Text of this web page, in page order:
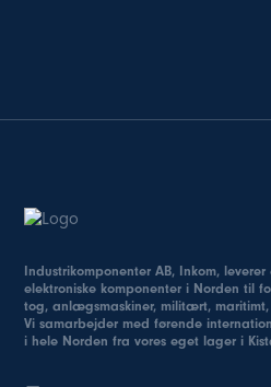
Industrikomponenter AB, Inkom,
elektroniske komponenter i Norden til
tog, anlægsmaskiner, militært,
Vi samarbejder med førende
i hele Norden fra vores eget lager i